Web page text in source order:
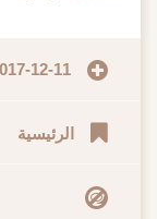
2017-12-11
الرئيسية